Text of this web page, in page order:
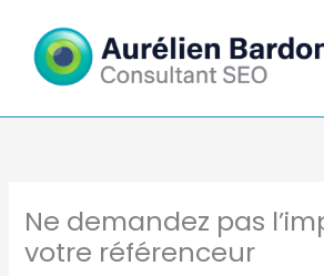
contenu
Ne demandez pas
votre référenceur